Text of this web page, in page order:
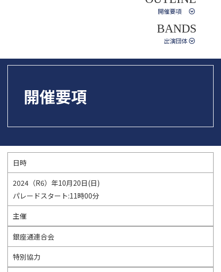
開催要項
BANDS
出演団体
開催要項
日時
2024（R6）年10月20日(日)
パレードスタート:11時00分
主催
銀座通連合会
特別協力